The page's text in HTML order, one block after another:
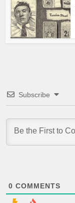
Subscribe
0 COMMENTS